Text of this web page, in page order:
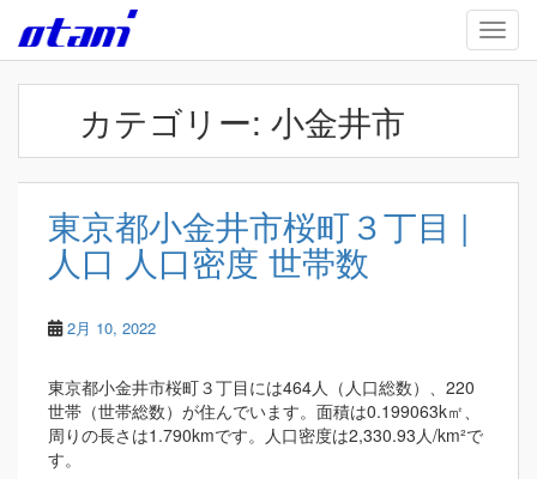
Skip to main content
カテゴリー: 小金井市
東京都小金井市桜町３丁目 |
人口 人口密度 世帯数
2月 10, 2022
東京都小金井市桜町３丁目には464人（人口総数）、220
世帯（世帯総数）が住んでいます。面積は0.199063k㎡、
周りの長さは1.790kmです。人口密度は2,330.93人/km²で
す。